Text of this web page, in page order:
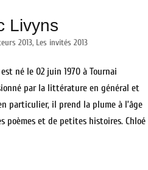
Livyns
2013, Les invités 2013
né le 02 juin 1970 à Tournai
par la littérature en général et
particulier, il prend la plume à l’âge
poèmes et de petites histoires. Chloé